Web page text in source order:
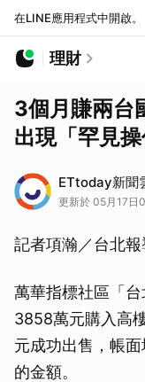
在LINE應用程式中開啟。
理財
3個月賺兩
出現「罕見操
ETtoday新聞
更新於 05月17日
記者項瀚／台北報
萬華指標社區「
3858萬元購入高
元成功出售，帳
的金額。